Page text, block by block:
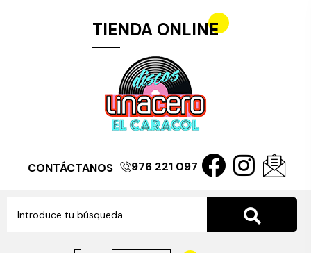
TIENDA ONLINE
CONTÁCTANOS 976 221 097